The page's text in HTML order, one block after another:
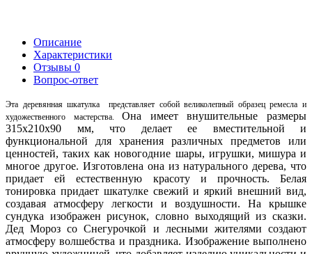
Описание
Характеристики
Отзывы 0
Вопрос-ответ
Эта деревянная шкатулка представляет собой великолепный образец ремесла и
художественного мастерства.Она имеет внушительные размеры
315х210х90 мм, что делает ее вместительной и
функциональной для хранения различных предметов или
ценностей, таких как новогодние шары, игрушки, мишура и
многое другое. Изготовлена она из натурального дерева, что
придает ей естественную красоту и прочность. Белая
тонировка придает шкатулке свежий и яркий внешний вид,
создавая атмосферу легкости и воздушности. На крышке
сундука изображен рисунок, словно выходящий из сказки.
Дед Мороз со Снегурочкой и лесными жителями создают
атмосферу волшебства и праздника. Изображение выполнено